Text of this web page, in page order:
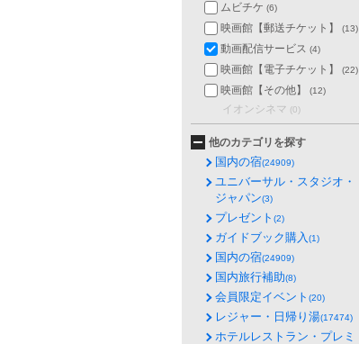
ムビチケ (6)
映画館【郵送チケット】 (13)
動画配信サービス (4)
映画館【電子チケット】 (22)
映画館【その他】 (12)
イオンシネマ (0)
他のカテゴリを探す
国内の宿(24909)
ユニバーサル・スタジオ・
ジャパン(3)
プレゼント (2)
ガイドブック購入 (1)
国内の宿(24909)
国内旅行補助(8)
会員限定イベント (20)
レジャー・日帰り湯(17474)
ホテルレストラン・プレミ